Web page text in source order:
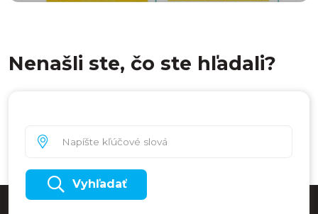
Nenašli ste, čo ste hľadali?
Vyhľadať